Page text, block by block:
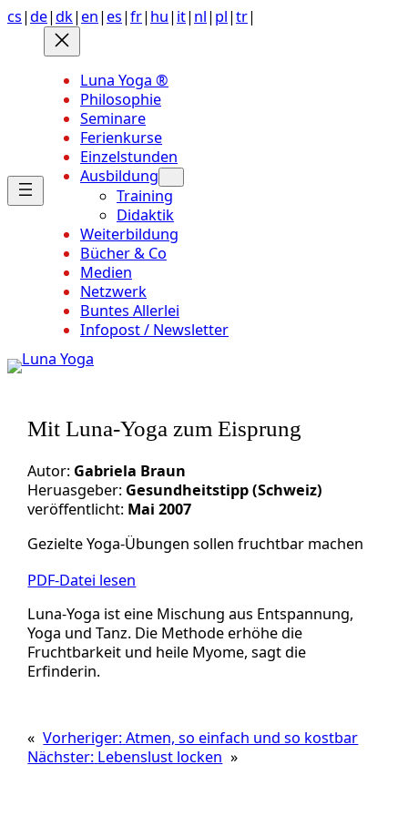
Anchor
Zum
Inhalt
springen
cs|de|dk| en| es|fr| hu| it| nl| pl|tr|
Luna Yoga ®
Philosophie
Seminare
Ferienkurse
Einzelstunden
Ausbildung
Training
Didaktik
Weiterbildung
Bücher & Co
Medien
Netzwerk
Buntes Allerlei
Infopost / Newsletter
Mit Luna-Yoga zum Eisprung
Autor: Gabriela Braun
Heruasgeber: Gesundheitstipp (Schweiz)
veröffentlicht: Mai 2007
Gezielte Yoga-Übungen sollen fruchtbar machen
PDF-Datei lesen
Luna-Yoga ist eine Mischung aus Entspannung,
Yoga und Tanz. Die Methode erhöhe die
Fruchtbarkeit und heile Myome, sagt die
Erfinderin.
« Vorheriger:Atmen, so einfach und so kostbar
Nächster: Lebenslust locken »